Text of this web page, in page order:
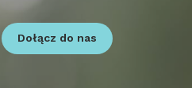
Dołącz do nas